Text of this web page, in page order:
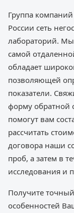
Группа
России сеть
лабораторий.
самой
обладает
позволяющей
показатели.
форму обратной
помогут вам
рассчитать
договора наши
проб, а затем в
исследования и
Получите точный
особенностей